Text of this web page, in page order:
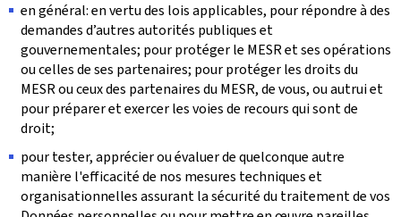
en général: en vertu des lois applicables, pour répondre à des
demandes d’autres autorités publiques et
gouvernementales; pour protéger le MESR et ses opérations
ou celles de ses partenaires; pour protéger les droits du
MESR ou ceux des partenaires du MESR, de vous, ou autrui et
pour préparer et exercer les voies de recours qui sont de
droit;
pour tester, apprécier ou évaluer de quelconque autre
manière l'efficacité de nos mesures techniques et
organisationnelles assurant la sécurité du traitement de vos